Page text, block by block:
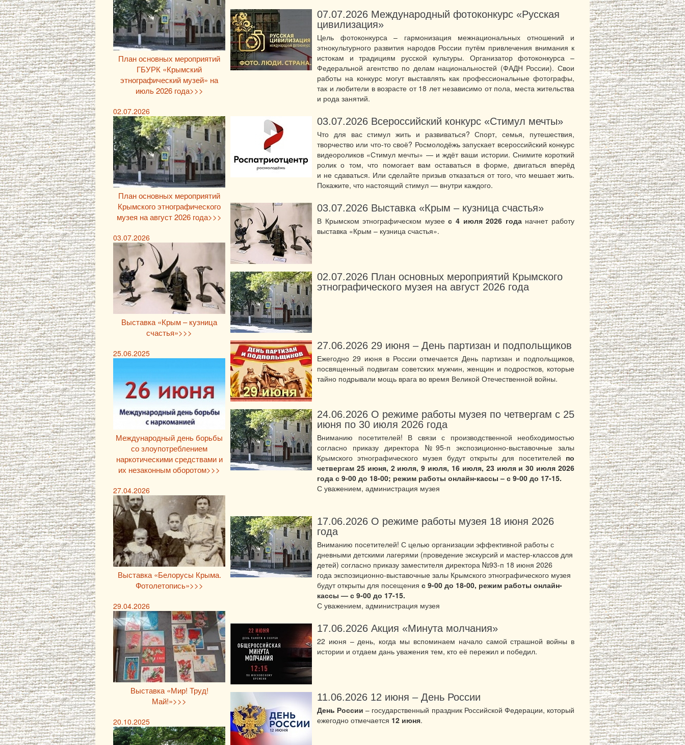
07.07.2026 Международный фотоконкурс «Русская
цивилизация»
Цель фотоконкурса – гармонизация межнациональных отношений и
этнокультурного развития народов России путём привлечения внимания к
истокам и традициям русской культуры. Организатор фотоконкурса –
Федеральной агентство по делам национальностей (ФАДН России). Свои
работы на конкурс могут выставлять как профессиональные фотографы,
так и любители в возрасте от 18 лет независимо от пола, места жительства
и рода занятий.
03.07.2026 Всероссийский конкурс «Стимул мечты»
Что для вас стимул жить и развиваться? Спорт, семья, путешествия,
творчество или что-то своё? Росмолодёжь запускает всероссийский конкурс
видеороликов «Стимул мечты» — и ждёт ваши истории. Снимите короткий
ролик о том, что помогает вам оставаться в форме, двигаться вперёд
и не сдаваться. Или сделайте призыв отказаться от того, что мешает жить.
Покажите, что настоящий стимул — внутри каждого.
03.07.2026 Выставка «Крым – кузница счастья»
В Крымском этнографическом музеес 4 июля 2026 годаначнет работу
выставка «Крым – кузница счастья».
02.07.2026 План основных мероприятий Крымского
этнографического музея на август 2026 года
27.06.2026 29 июня – День партизан и подпольщиков
Ежегодно 29 июня в России отмечается День партизан и подпольщиков,
посвященный подвигам советских мужчин, женщин и подростков, которые
тайно подрывали мощь врага во время Великой Отечественной войны.
24.06.2026 О режиме работы музея по четвергам с 25
июня по 30 июля 2026 года
Вниманию посетителей! В связи с производственной необходимостью
согласно приказу директора №95-п экспозиционно-выставочные залы
Крымского этнографического музея будут открыты для посетителей по
четвергам 25 июня, 2 июля, 9 июля, 16 июля, 23 июля и 30 июля 2026
года с 9-00 до 18-00; режим работы онлайн-кассы – с 9-00 до 17-15.
С уважением, администрация музея
17.06.2026 О режиме работы музея 18 июня 2026
года
Вниманию посетителей! С целью организации эффективной работы с
дневными детскими лагерями (проведение экскурсий и мастер-классов для
детей) согласно приказу заместителя директора №93-п 18 июня 2026
года экспозиционно-выставочные залы Крымского этнографического музея
будут открыты для посещения с 9-00 до 18-00, режим работы онлайн-
кассы — с 9-00 до 17-15.
С уважением, администрация музея
17.06.2026 Акция «Минута молчания»
22 июня – день, когда мы вспоминаем начало самой страшной войны в
истории и отдаем дань уважения тем, кто её пережил и победил.
11.06.2026 12 июня – День России
День России – государственный праздник Российской Федерации, который
ежегодно отмечается 12 июня.
План основных мероприятий
ГБУРК «Крымский
этнографический музей» на
июль 2026 года>>>
02.07.2026
План основных мероприятий
Крымского этнографического
музея на август 2026 года>>>
03.07.2026
Выставка «Крым – кузница
счастья»>>>
25.06.2025
Международный день борьбы
со злоупотреблением
наркотическими средствами и
их незаконным оборотом>>>
27.04.2026
Выставка «Белорусы Крыма.
Фотолетопись»>>>
29.04.2026
Выставка «Мир! Труд!
Май!»>>>
20.10.2025